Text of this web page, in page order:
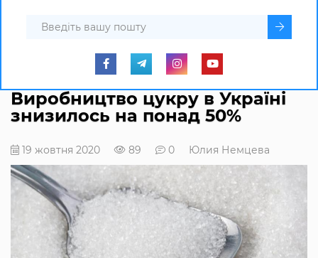
Виробництво цукру в Україні
знизилось на понад 50%
19 жовтня 2020 89 0 Юлия Немцева